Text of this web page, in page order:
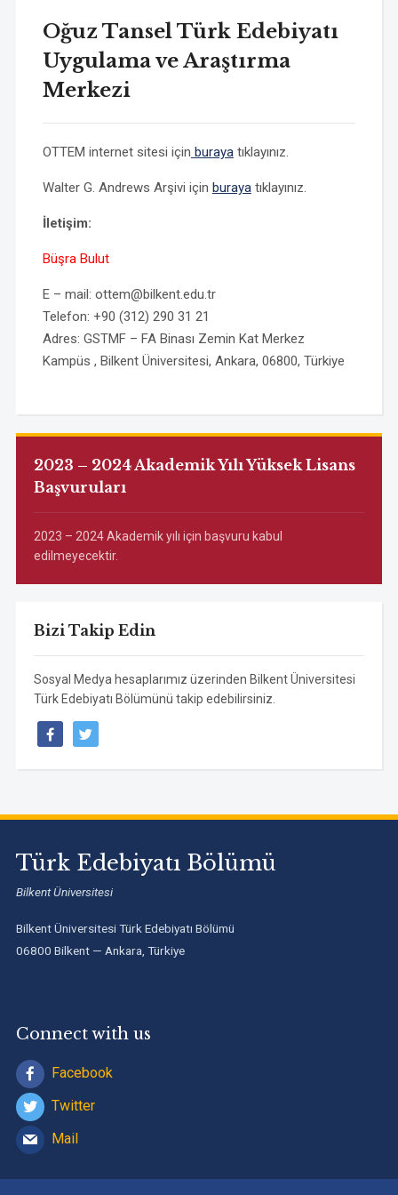
2023 – 2024 Akademik Yılı Yüksek Lisans
Başvuruları
2023 – 2024 Akademik yılı için başvuru kabul
edilmeyecektir.
Bizi Takip Edin
Sosyal Medya hesaplarımız üzerinden Bilkent Üniversitesi
Türk Edebiyatı Bölümünü takip edebilirsiniz.
facebooktwitter
Oğuz Tansel Türk Edebiyatı
Uygulama ve Araştırma
Merkezi
OTTEM internet sitesi için burayatıklayınız.
Walter G. Andrews Arşivi için burayatıklayınız.
İletişim:
Büşra Bulut
E – mail: ottem@bilkent.edu.tr
Telefon: +90 (312) 290 31 21
Adres: GSTMF – FA Binası Zemin Kat Merkez
Kampüs , Bilkent Üniversitesi, Ankara, 06800, Türkiye
Türk Edebiyatı Bölümü
Bilkent Üniversitesi
Bilkent Üniversitesi Türk Edebiyatı Bölümü
06800 Bilkent — Ankara, Türkiye
Connect with us
Facebook
Twitter
Mail